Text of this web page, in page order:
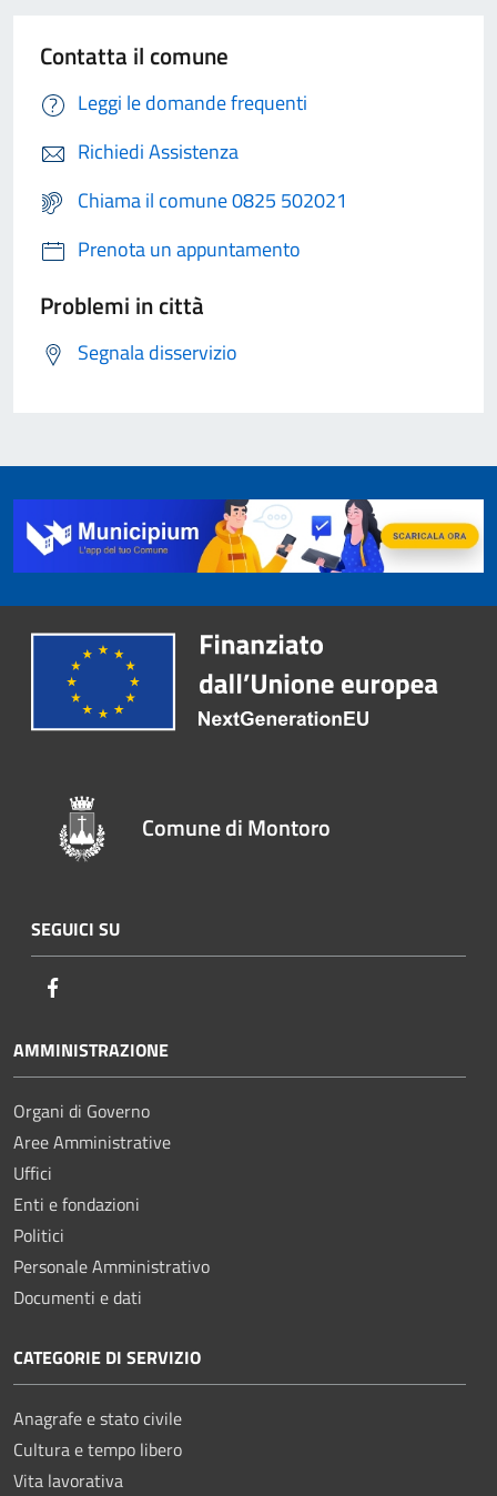
Contatta il comune
Leggi le domande frequenti
Richiedi Assistenza
Chiama il comune 0825 502021
Prenota un appuntamento
Problemi in città
Segnala disservizio
Comune di Montoro
SEGUICI SU
AMMINISTRAZIONE
Organi di Governo
Aree Amministrative
Uffici
Enti e fondazioni
Politici
Personale Amministrativo
Documenti e dati
CATEGORIE DI SERVIZIO
Anagrafe e stato civile
Cultura e tempo libero
Vita lavorativa